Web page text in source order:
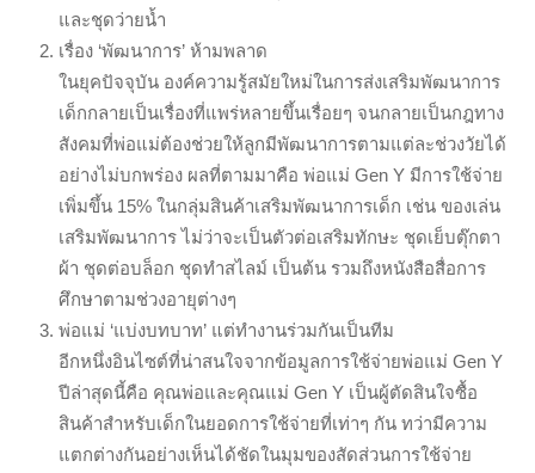
และชุดว่ายน้ำ
เรื่อง ‘พัฒนาการ’ ห้ามพลาด
ในยุคปัจจุบัน องค์ความรู้สมัยใหม่ในการส่งเสริมพัฒนาการ
เด็กกลายเป็นเรื่องที่แพร่หลายขึ้นเรื่อยๆ จนกลายเป็นกฎทาง
สังคมที่พ่อแม่ต้องช่วยให้ลูกมีพัฒนาการตามแต่ละช่วงวัยได้
อย่างไม่บกพร่อง ผลที่ตามมาคือ พ่อแม่ Gen Y มีการใช้จ่าย
เพิ่มขึ้น 15% ในกลุ่มสินค้าเสริมพัฒนาการเด็ก เช่น ของเล่น
เสริมพัฒนาการ ไม่ว่าจะเป็นตัวต่อเสริมทักษะ ชุดเย็บตุ๊กตา
ผ้า ชุดต่อบล็อก ชุดทำสไลม์ เป็นต้น รวมถึงหนังสือสื่อการ
ศึกษาตามช่วงอายุต่างๆ
พ่อแม่ ‘แบ่งบทบาท’ แต่ทำงานร่วมกันเป็นทีม
อีกหนึ่งอินไซต์ที่น่าสนใจจากข้อมูลการใช้จ่ายพ่อแม่ Gen Y
ปีล่าสุดนี้คือ คุณพ่อและคุณแม่ Gen Y เป็นผู้ตัดสินใจซื้อ
สินค้าสำหรับเด็กในยอดการใช้จ่ายที่เท่าๆ กัน ทว่ามีความ
แตกต่างกันอย่างเห็นได้ชัดในมุมของสัดส่วนการใช้จ่าย